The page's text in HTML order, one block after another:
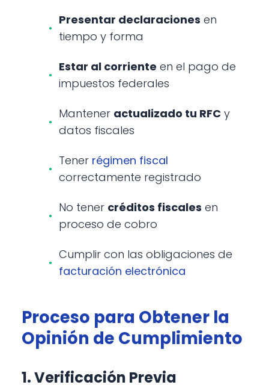
Presentar declaraciones en
tiempo y forma
Estar al corriente en el pago de
impuestos federales
Mantener actualizado tu RFC y
datos fiscales
Tener régimen fiscal
correctamente registrado
No tener créditos fiscales en
proceso de cobro
Cumplir con las obligaciones de
facturación electrónica
Proceso para Obtener la
Opinión de Cumplimiento
1. Verificación Previa